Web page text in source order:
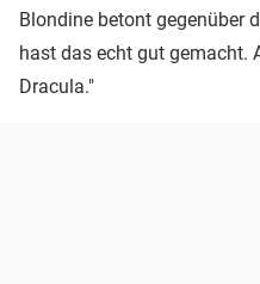
Blondine betont gegenüber
hast das echt gut gemacht.
Dracula."